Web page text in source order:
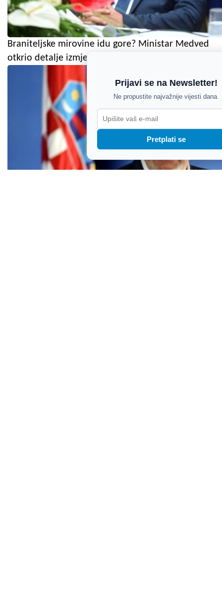
Braniteljske mirovine idu gore? Ministar Medved
otkrio detalje izmjena koje stižu u Sabor
Prijavi se na Newsletter!
Ne propustite najvažnije vijesti dana.
Pretplati se